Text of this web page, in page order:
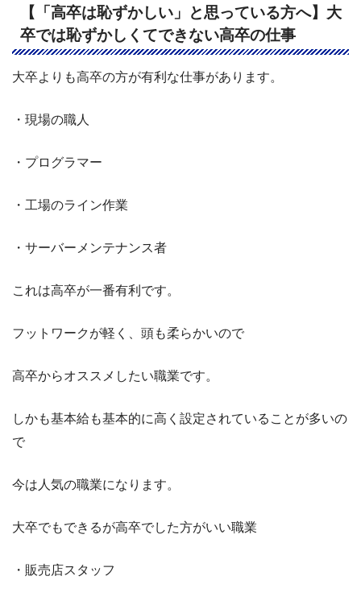
【「高卒は恥ずかしい」と思っている方へ】大
卒では恥ずかしくてできない高卒の仕事
大卒よりも高卒の方が有利な仕事があります。
・現場の職人
・プログラマー
・工場のライン作業
・サーバーメンテナンス者
これは高卒が一番有利です。
フットワークが軽く、頭も柔らかいので
高卒からオススメしたい職業です。
しかも基本給も基本的に高く設定されていることが多いの
で
今は人気の職業になります。
大卒でもできるが高卒でした方がいい職業
・販売店スタッフ